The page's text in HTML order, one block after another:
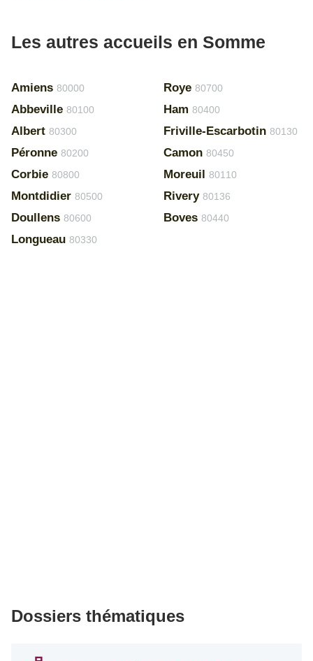
Les autres accueils en Somme
Amiens 80000
Abbeville 80100
Albert 80300
Péronne 80200
Corbie 80800
Montdidier 80500
Doullens 80600
Longueau 80330
Roye 80700
Ham 80400
Friville-Escarbotin 80130
Camon 80450
Moreuil 80110
Rivery 80136
Boves 80440
Dossiers thématiques